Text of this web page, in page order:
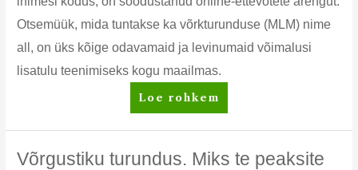
Otsemüük, mida tuntakse ka võrkturunduse (MLM) nime
all, on üks kõige odavamaid ja levinumaid võimalusi
lisatulu teenimiseks kogu maailmas.
Otsemüük
koostöös
AMWAY
Loe rohkem
Võrgustiku turundus. Miks te peaksite